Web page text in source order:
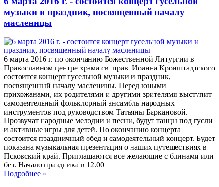
музыки и праздник, посвященный началу
масленицы
6 марта 2016 г. по окончанию Божественной Литургии в
Православном центре храма св. прав. Иоанна Кронштадтского
состоится концерт гусельной музыки и праздник,
посвященный началу масленицы. Перед юными
прихожанами, их родителями и другими зрителями выступит
самодеятельный фольклорный ансамбль народных
инструментов под руководством Татьяны Баркановой.
Прозвучат народные мелодии и песни, будут танцы под гусли
и активные игры для детей. По окончанию концерта
состоится праздничный обед и самодеятельный концерт. Будет
показана музыкальная презентация о наших путешествиях в
Псковский край. Приглашаются все желающие с блинами или
без. Начало праздника в 12.00
Подробнее »